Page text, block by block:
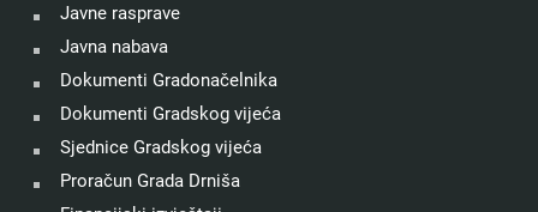
Javne rasprave
Javna nabava
Dokumenti Gradonačelnika
Dokumenti Gradskog vijeća
Sjednice Gradskog vijeća
Proračun Grada Drniša